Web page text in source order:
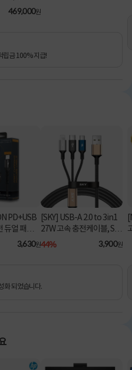
30MB/쿨
469,000원
립금 100% 지급!
PD+USB
얼 패브릭
3,630원
[SKY] USB-A 2.0 to 3in1
27W 고속 충전케이블, SK
Y-A2-3IN1 [블랙/2m]
44% 3,900원
화 되었습니다.